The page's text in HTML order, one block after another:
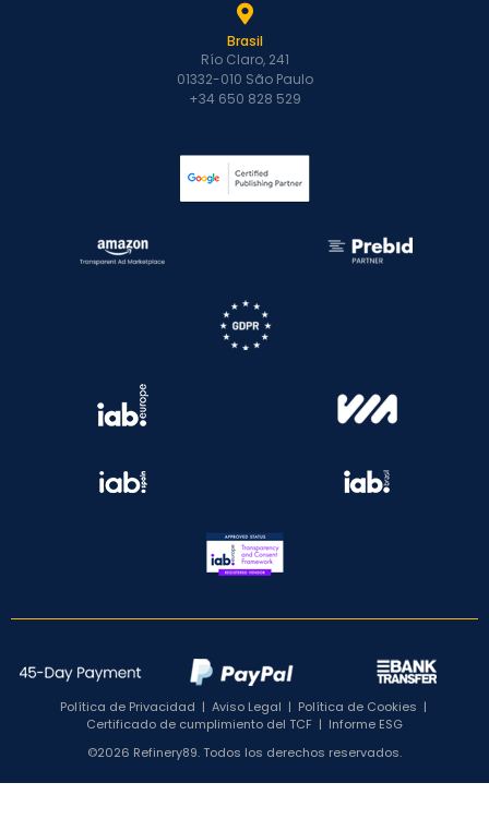
Brasil
Río Claro, 241
01332-010 São Paulo
+34 650 828 529
Política de Privacidad | Aviso Legal | Política de Cookies |
Certificado de cumplimiento del TCF | Informe ESG
©2026 Refinery89. Todos los derechos reservados.